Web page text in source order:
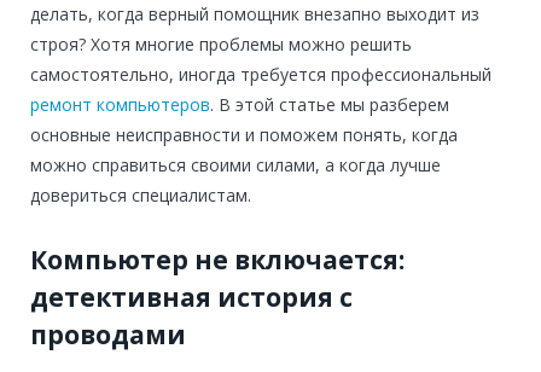
делать, когда верный помощник внезапно выходит из
строя? Хотя многие проблемы можно решить
самостоятельно, иногда требуется профессиональный
ремонт компьютеров. В этой статье мы разберем
основные неисправности и поможем понять, когда
можно справиться своими силами, а когда лучше
довериться специалистам.
Компьютер не включается:
детективная история с
проводами